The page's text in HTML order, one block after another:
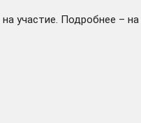
участие. Подробнее – на